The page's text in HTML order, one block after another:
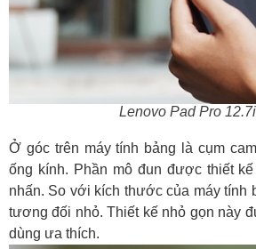
Lenovo Pad Pro
Ở góc trên máy tính bảng là cụm
ống kính. Phần mô đun được thiết
nhấn. So với kích thước của máy tính
tương đối nhỏ. Thiết kế nhỏ gọn này
dùng ưa thích.